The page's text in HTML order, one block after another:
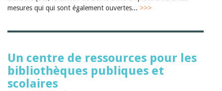
mesures qui qui sont également ouvertes... >>>
Un centre de ressources pour les
bibliothèques publiques et
scolaires